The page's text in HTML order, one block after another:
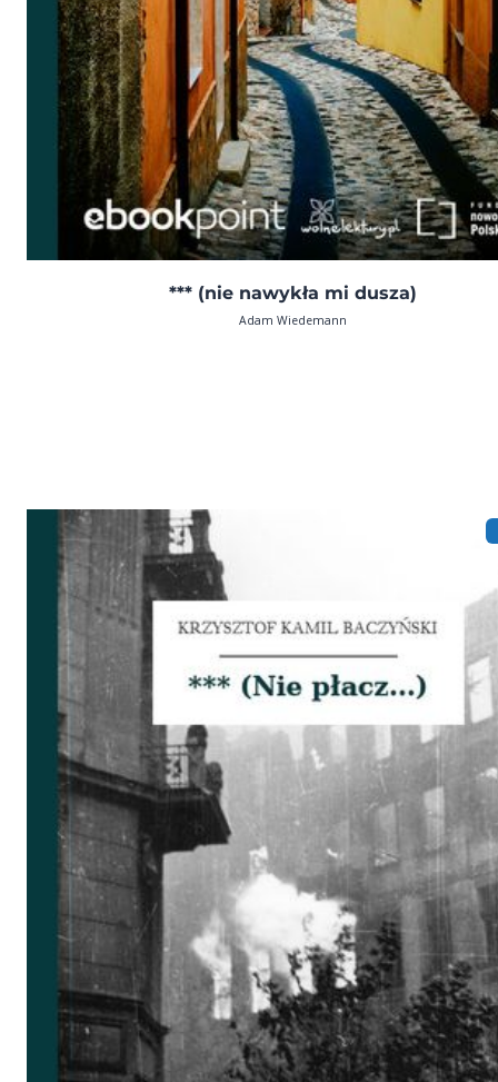
*** (nie nawykła mi dusza)
Adam Wiedemann